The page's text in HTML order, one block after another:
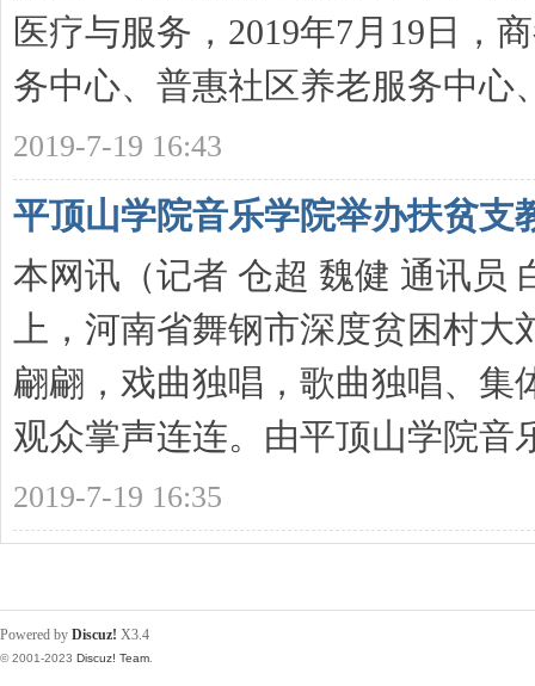
医疗与服务，2019年7月19日，
务中心、普惠社区养老服务中心
2019-7-19 16:43
平顶山学院音乐学院举办扶贫支
本网讯（记者 仓超 魏健 通讯员
上，河南省舞钢市深度贫困村大
翩翩，戏曲独唱，歌曲独唱、
观众掌声连连。由平顶山学院音
2019-7-19 16:35
Powered by Discuz! X3.4
© 2001-2023 Discuz! Team